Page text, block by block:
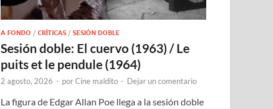
A FONDO /CRÍTICAS /SESIÓN DOBLE
Sesión doble: El cuervo (1963) / Le
puits et le pendule (1964)
2 agosto, 2026 - porCine maldito - Dejar un comentario
La figura de Edgar Allan Poe llega a la sesión doble